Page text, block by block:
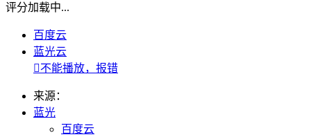
评分加载中...
百度云
蓝光云
不能播放，报错
来源：
蓝光
百度云